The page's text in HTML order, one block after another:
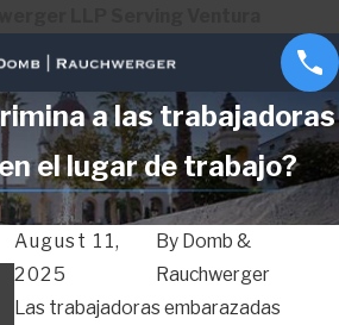
a las trabajadoras
el lugar de trabajo?
August 11,
2025
By Domb &
Rauchwerger
Las trabajadoras embarazadas
Oct 21, 2025
La IA aumenta las
Oct 14,
6 razones